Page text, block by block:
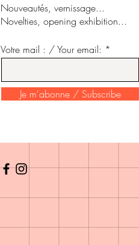
Nouveautés, vernissage...
Novelties, opening exhibition...
Votre mail : / Your email: *
Je m'abonne / Subscribe